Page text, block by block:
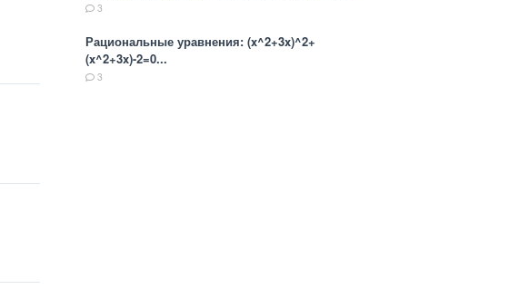
3
Рациональные уравнения: (x^2+3x)^2+
(x^2+3x)-2=0...
3